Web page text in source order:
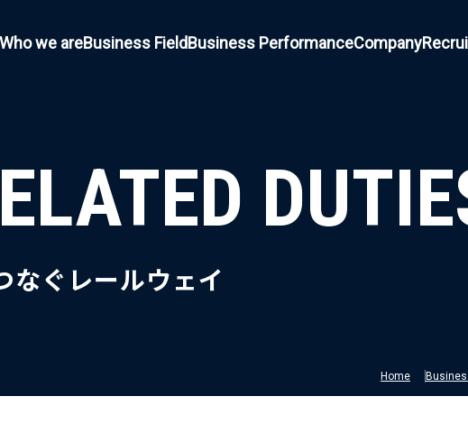
Who we areBusiness FieldBusiness PerformanceCompany
なぐレールウェイ
Home